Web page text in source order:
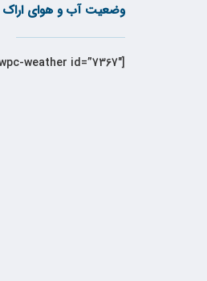
وضعیت آب و هوای اراک
[wpc-weather id=”7367″/]